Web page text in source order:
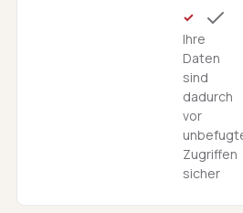
Ihre
Daten
sind
dadurch
vor
Zugriffen
sicher